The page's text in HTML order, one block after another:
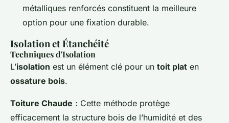
métalliques renforcés constituent la meilleure
option pour une fixation durable.
Isolation et Étanchéité
Techniques d'Isolation
L’isolation est un élément clé pour un toit plat en
ossature bois.
Toiture Chaude : Cette méthode protège
efficacement la structure bois de l’humidité et des